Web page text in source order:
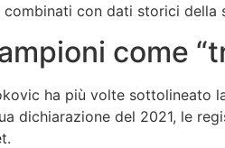
combinati con dati storici della
come
ha più volte sottolineato
dichiarazione del 2021, le